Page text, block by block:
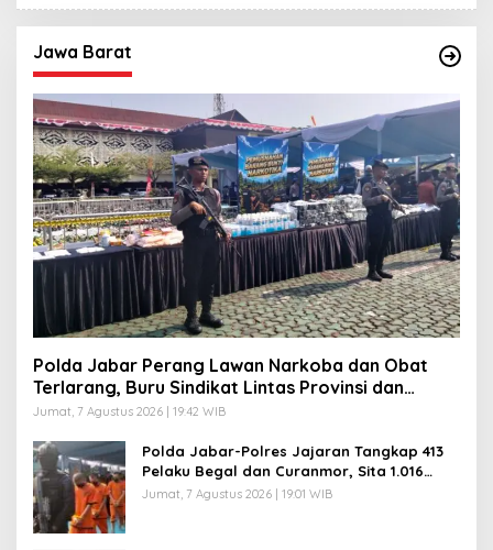
Jawa Barat
Polda Jabar Perang Lawan Narkoba dan Obat
Terlarang, Buru Sindikat Lintas Provinsi dan
Internasional
Jumat, 7 Agustus 2026 | 19:42 WIB
Polda Jabar-Polres Jajaran Tangkap 413
Pelaku Begal dan Curanmor, Sita 1.016
Motor Curian
Jumat, 7 Agustus 2026 | 19:01 WIB